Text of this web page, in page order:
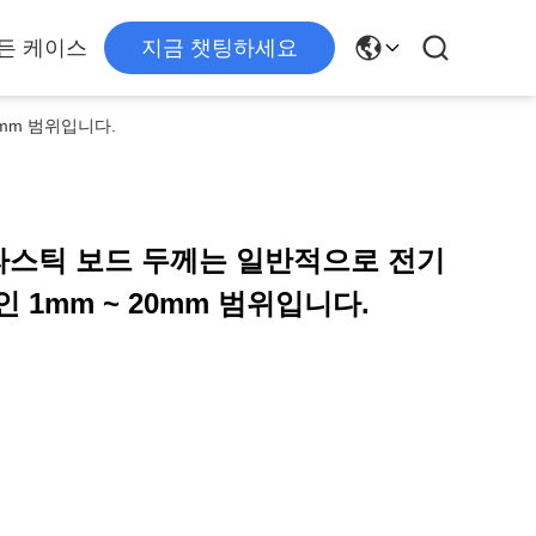
케이스 지금 챗팅하세요
범위입니다.
틱 보드 두께는 일반적으로 전기
1mm ~ 20mm 범위입니다.